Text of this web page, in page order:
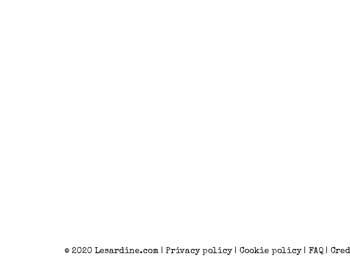
© 2020 Lesardine.com| Privacy policy| Cookie policy| FAQ|